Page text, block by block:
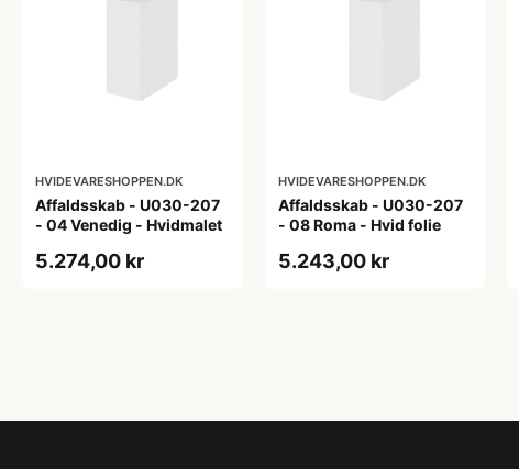
HVIDEVARESHOPPEN.DK
Affaldsskab - U030-207
- 04 Venedig - Hvidmalet
5.274,00 kr
HVIDEVARESHOPPEN.DK
Affaldsskab - U030-207
- 08 Roma - Hvid folie
5.243,00 kr